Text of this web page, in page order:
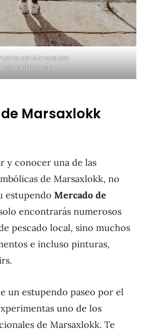
de Marsaxlokk
@juanjibarrera
Marsaxlokk
y conocer una de las
de Marsaxlokk, no
estupendo Mercado de
encontrarás numerosos
pescado local, sino muchos
e incluso pinturas,
un estupendo paseo por el
uno de los
de Marsaxlokk. Te